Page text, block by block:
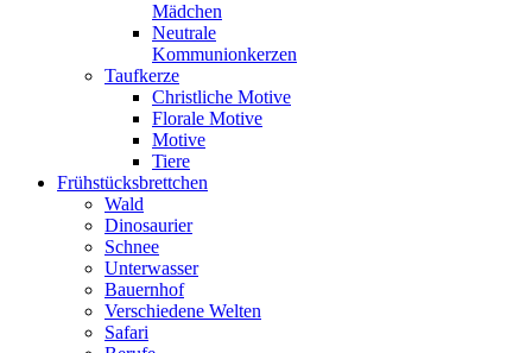
Mädchen
Neutrale
Kommunionkerzen
Taufkerze
Christliche Motive
Florale Motive
Motive
Tiere
Frühstücksbrettchen
Wald
Dinosaurier
Schnee
Unterwasser
Bauernhof
Verschiedene Welten
Safari